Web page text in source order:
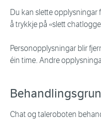
Du kan slette
å trykkje på «slett
Personopplysningar blir
éin time. Andre
Chat og taleroboten